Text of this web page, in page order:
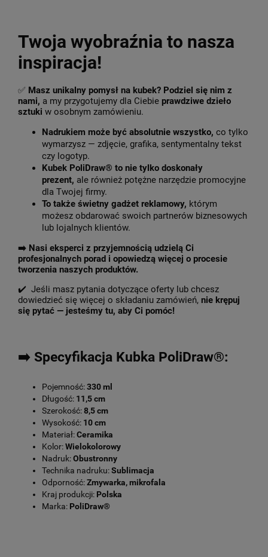
Twoja wyobraźnia to nasza
inspiracja!
✅ Masz unikalny pomysł na kubek? Podziel się nim z
nami, a my przygotujemy dla Ciebie prawdziwe dzieło
sztuki w osobnym zamówieniu.
Nadrukiem może być absolutnie wszystko, co tylko
wymarzysz — zdjęcie, grafika, sentymentalny tekst
czy logotyp.
Kubek PoliDraw® to nie tylko doskonały
prezent, ale również potężne narzędzie promocyjne
dla Twojej firmy.
To także świetny gadżet reklamowy, którym
możesz obdarować swoich partnerów biznesowych
lub lojalnych klientów.
➡️ Nasi eksperci z przyjemnością udzielą Ci
profesjonalnych porad i opowiedzą więcej o procesie
tworzenia naszych produktów.
✔️ Jeśli masz pytania dotyczące oferty lub chcesz
dowiedzieć się więcej o składaniu zamówień, nie krępuj
się pytać — jesteśmy tu, aby Ci pomóc!
➡️ Specyfikacja Kubka PoliDraw®:
Pojemność:330 ml
Długość: 11,5 cm
Szerokość:8,5 cm
Wysokość: 10 cm
Materiał:Ceramika
Kolor:Wielokolorowy
Nadruk:Obustronny
Technika nadruku:Sublimacja
Odporność:Zmywarka, mikrofala
Kraj produkcji: Polska
Marka: PoliDraw®